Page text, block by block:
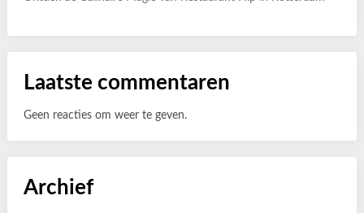
Laatste commentaren
Geen reacties om weer te geven.
Archief